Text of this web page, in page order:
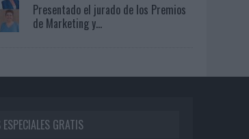
Presentado el jurado de los Premios
de Marketing y...
GRATIS